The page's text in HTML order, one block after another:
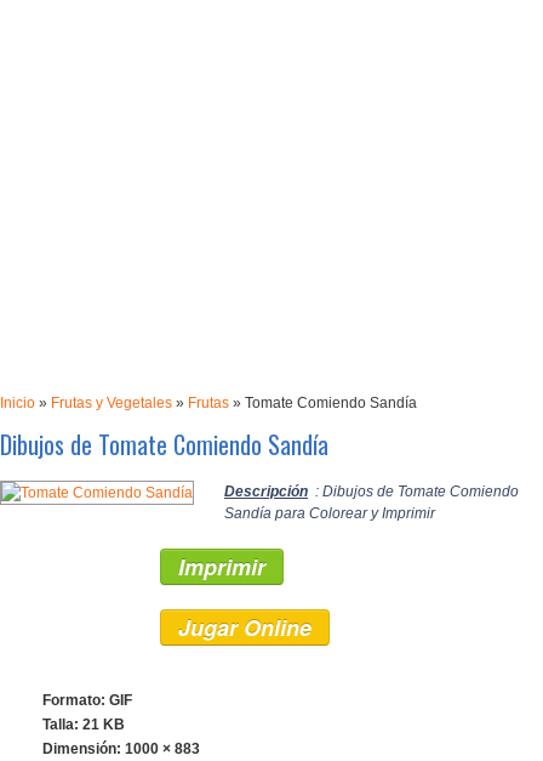
Inicio » Frutas y Vegetales » Frutas » Tomate Comiendo Sandía
Dibujos de Tomate Comiendo Sandía
Descripción : Dibujos de Tomate Comiendo
Sandía para Colorear y Imprimir
Imprimir
Jugar Online
Formato: GIF
Talla: 21 KB
Dimensión: 1000 × 883